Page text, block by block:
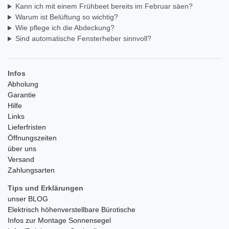
Kann ich mit einem Frühbeet bereits im Februar säen?
Warum ist Belüftung so wichtig?
Wie pflege ich die Abdeckung?
Sind automatische Fensterheber sinnvoll?
Infos
Abholung
Garantie
Hilfe
Links
Lieferfristen
Öffnungszeiten
über uns
Versand
Zahlungsarten
Tips und Erklärungen
unser BLOG
Elektrisch höhenverstellbare Bürotische
Infos zur Montage Sonnensegel